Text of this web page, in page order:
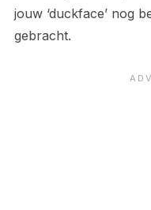
jouw ‘duckface’ nog
gebracht.